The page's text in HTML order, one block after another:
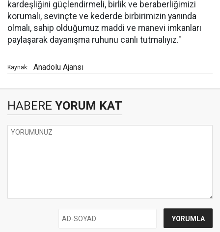
kardeşliğini güçlendirmeli, birlik ve beraberliğimizi
korumalı, sevinçte ve kederde birbirimizin yanında
olmalı, sahip olduğumuz maddi ve manevi imkanları
paylaşarak dayanışma ruhunu canlı tutmalıyız."
Kaynak: Anadolu Ajansı
HABERE YORUM KAT